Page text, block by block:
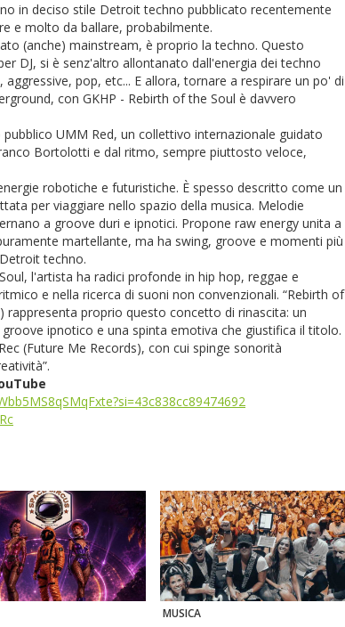
in deciso stile Detroit techno pubblicato recentemente
e molto da ballare, probabilmente.
(anche) mainstream, è proprio la techno. Questo
DJ, si è senz'altro allontanato dall'energia dei techno
pop, etc... E allora, tornare a respirare un po' di
con GKHP - Rebirth of the Soul è davvero
UMM Red, un collettivo internazionale guidato
Bortolotti e dal ritmo, sempre piuttosto veloce,
robotiche e futuristiche. È spesso descritto come un
per viaggiare nello spazio della musica. Melodie
a groove duri e ipnotici. Propone raw energy unita a
martellante, ma ha swing, groove e momenti più
techno.
l'artista ha radici profonde in hip hop, reggae e
e nella ricerca di suoni non convenzionali. “Rebirth of
rappresenta proprio questo concetto di rinascita: un
ipnotico e una spinta emotiva che giustifica il titolo.
(Future Me Records), con cui spinge sonorità
MUSICA